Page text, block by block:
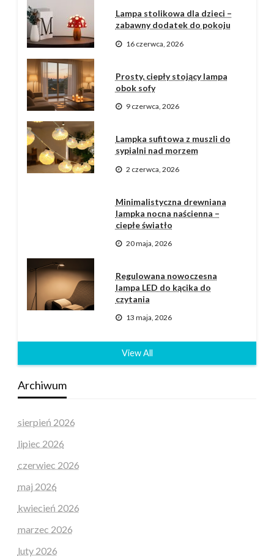
Lampa stolikowa dla dzieci –
zabawny dodatek do pokoju
16 czerwca, 2026
Prosty, ciepły stojący lampa
obok sofy
9 czerwca, 2026
Lampka sufitowa z muszli do
sypialni nad morzem
2 czerwca, 2026
Minimalistyczna drewniana
lampka nocna naścienna –
ciepłe światło
20 maja, 2026
Regulowana nowoczesna
lampa LED do kącika do
czytania
13 maja, 2026
View All
Archiwum
sierpień 2026
lipiec 2026
czerwiec 2026
maj 2026
kwiecień 2026
marzec 2026
luty 2026